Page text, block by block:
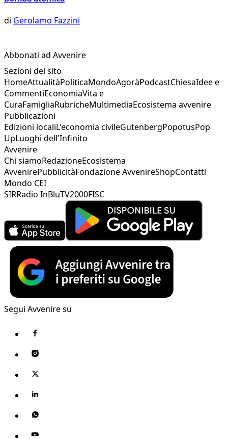
di Gerolamo Fazzini
Abbonati ad Avvenire
Sezioni del sito
HomeAttualitàPoliticaMondoAgoràPodcastChiesaIdee e
CommentiEconomiaVita e
CuraFamigliaRubricheMultimediaEcosistema avvenire
Pubblicazioni
Edizioni localiL'economia civileGutenbergPopotusPop
UpLuoghi dell'Infinito
Avvenire
Chi siamoRedazioneEcosistema
AvvenirePubblicitàFondazione AvvenireShopContatti
Mondo CEI
SIRRadio InBluTV2000FISC
Segui Avvenire su